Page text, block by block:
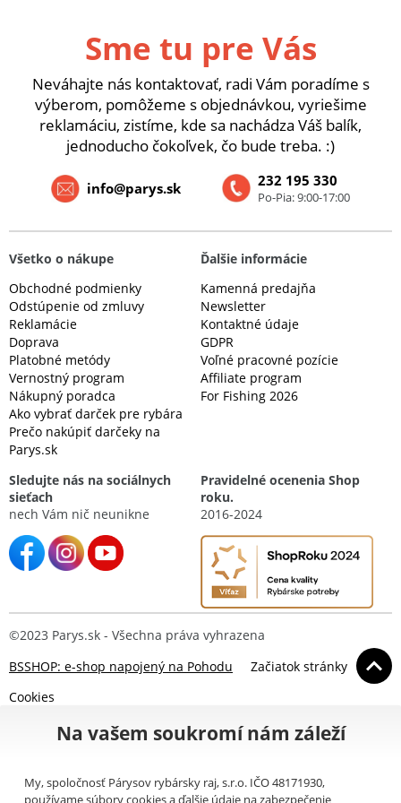
Sme tu pre Vás
Neváhajte nás kontaktovať, radi Vám poradíme s
výberom, pomôžeme s objednávkou, vyriešime
reklamáciu, zistíme, kde sa nachádza Váš balík,
jednoducho čokoľvek, čo bude treba. :)
232 195 330
Po-Pia: 9:00-17:00
info@parys.sk
Všetko o nákupe
Obchodné podmienky
Odstúpenie od zmluvy
Reklamácie
Doprava
Platobné metódy
Vernostný program
Nákupný poradca
Ako vybrať darček pre rybára
Prečo nakúpiť darčeky na
Parys.sk
Ďalšie informácie
Kamenná predajňa
Newsletter
Kontaktné údaje
GDPR
Voľné pracovné pozície
Affiliate program
For Fishing 2026
Sledujte nás na sociálnych
sieťach
nech Vám nič neunikne
Pravidelné ocenenia Shop
roku.
2016-2024
©2023 Parys.sk - Všechna práva vyhrazena
BSSHOP: e-shop napojený na Pohodu
Začiatok stránky
Cookies
Na vašem soukromí nám záleží
My, spoločnosť Párysov rybársky raj, s.r.o. IČO 48171930,
používame súbory cookies a ďalšie údaje na zabezpečenie